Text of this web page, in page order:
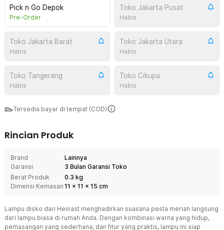
Pick n Go Depok
Pre-Order
Toko Jakarta Pusat
Habis
Toko Jakarta Barat
Habis
Toko Jakarta Utara
Habis
Toko Tangerang
Habis
Toko Cikupa
Habis
Tersedia bayar di tempat (COD)
Rincian Produk
Brand
Lainnya
Garansi
3 Bulan Garansi Toko
Berat Produk
0.3 kg
Dimensi Kemasan 11 x 11 x 15 cm
Lampu disko dari Heinast menghadirkan suasana pesta meriah langsung
dari lampu biasa di rumah Anda. Dengan kombinasi warna yang hidup,
pemasangan yang sederhana, dan fitur yang praktis, lampu ini siap